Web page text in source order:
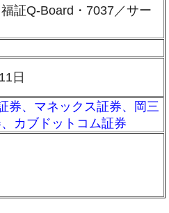
証Q-Board・7037／サー
日
券、 マネックス証券、
岡三
、 カブドットコム証券